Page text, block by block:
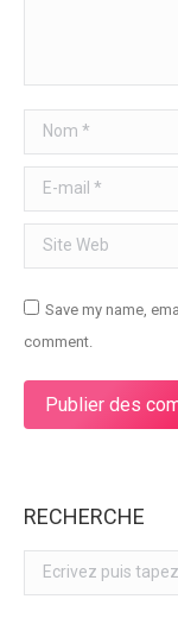
Nom *
E-mail *
Site Web
Save my name,
comment.
Publier des
RECHERCHE
Search: